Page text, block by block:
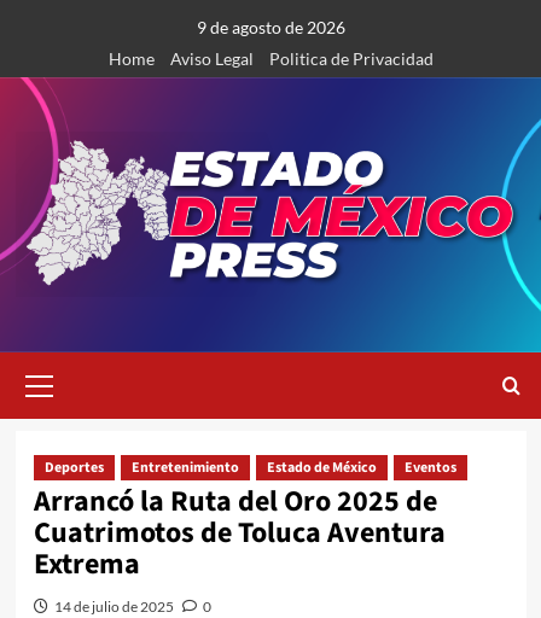
contenido
9 de agosto de 2026
Home
Aviso Legal Politica de Privacidad
primario
Deportes Entretenimiento Estado de México Eventos
Arrancó la Ruta del Oro 2025 de
Cuatrimotos de Toluca Aventura
Extrema
14 de julio de 2025 0